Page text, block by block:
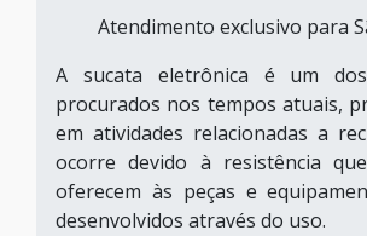
Atendimento exclusivo para
A sucata eletrônica é um
procurados nos tempos atuais,
em atividades relacionadas a
ocorre devido à resistência
oferecem às peças e
desenvolvidos através do uso.